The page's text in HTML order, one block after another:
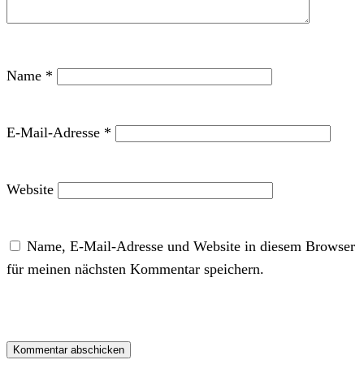
Name *
E-Mail-Adresse *
Website
Name, E-Mail-Adresse und Website in diesem Browser
für meinen nächsten Kommentar speichern.